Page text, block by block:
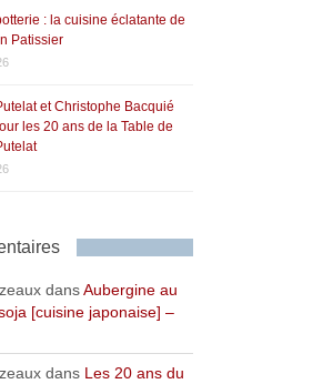
: la cuisine éclatante de
Patissier
et Christophe Bacquié
les 20 ans de la Table de
dansAubergine au
[cuisine japonaise] –
dans Les 20 ans du